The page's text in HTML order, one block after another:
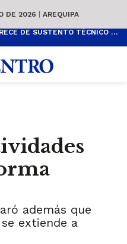
DE 2026 | AREQUIPA
AUMENTO DEL SUELDO MÍNIMO CARECE DE SUSTENTO TÉCNICO Y ES POPULISTA
además que
extiende a